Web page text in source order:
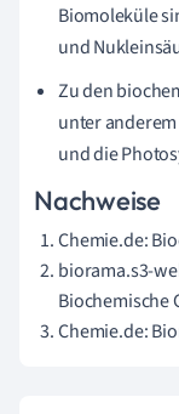
Biomoleküle
und
Zu den
unter
und die
Nachweise
Chemie.de:
biorama.s3-
Biochemische
Chemie.de: